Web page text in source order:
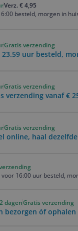
Verz. € 4,95
besteld, morgen in
Gratis verzending
23.59 uur besteld,
Gratis verzending
verzending vanaf €
Gratis verzending
online, haal
16:00 uur besteld,
dagenGratis verzending
bezorgen óf